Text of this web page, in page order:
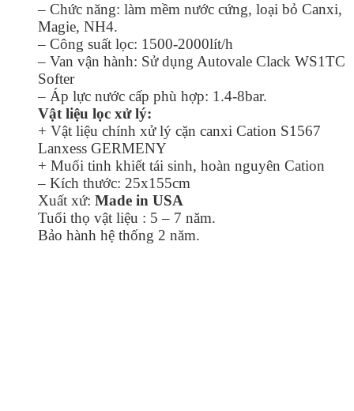
– Chức năng: làm mềm nước cứng, loại bỏ Canxi,
Magie, NH4.
– Công suất lọc: 1500-2000lít/h
– Van vận hành: Sử dụng Autovale Clack WS1TC
Softer
– Áp lực nước cấp phù hợp: 1.4-8bar.
Vật liệu lọc xử lý:
+ Vật liệu chính xử lý cặn canxi Cation S1567
Lanxess GERMENY
+ Muối tinh khiết tái sinh, hoàn nguyên Cation
– Kích thước: 25x155cm
Xuất xứ: Made in USA
Tuổi thọ vật liệu : 5 – 7 năm.
Bảo hành hệ thống 2 năm.